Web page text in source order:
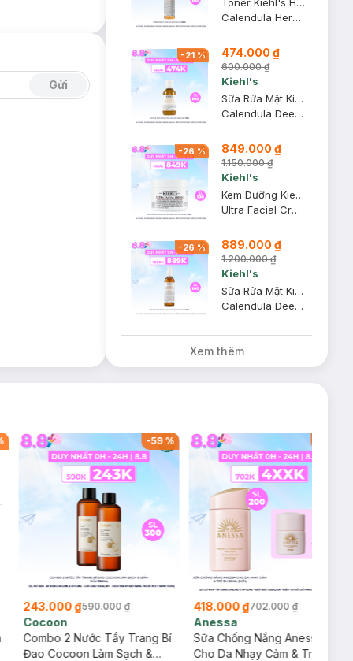
Gửi
Calendula Herbal Extract Alcohol-Free Toner
-21% 474.000 ₫
600.000 ₫
Kiehl's
Sữa Rửa Mặt Kiehl's Hoa Cúc Làm Sạch Sâu 75ml
Calendula Deep Cleansing Foaming Face Wash
-26 % 849.000 ₫
1.150.000 ₫
Kiehl's
Kem Dưỡng Kiehl's Cấp Ẩm Sâu, Phục Hồi Nhanh 50ml
Ultra Facial Cream
-26 % 889.000 ₫
1.200.000 ₫
Kiehl's
Sữa Rửa Mặt Kiehl's Hoa Cúc Làm Sạch Sâu 230ml
Calendula Deep Cleansing Foaming Face Wash
Xem thêm
-59%
243.000 ₫590.000 ₫
Cocoon
Combo 2 Nước Tẩy Trang Bí
Đao Cocoon Làm Sạch &
418.000 ₫702.000 ₫
Anessa
Sữa Chống Nắng Anessa
Cho Da Nhạy Cảm & Trẻ Em